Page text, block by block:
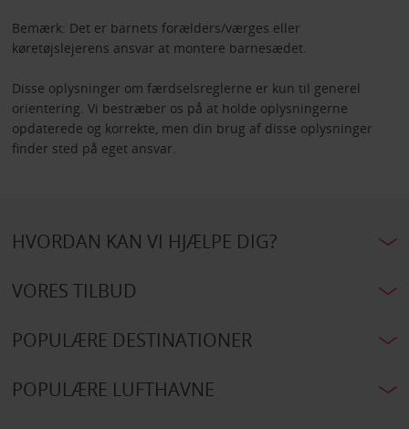
Bemærk: Det er barnets forælders/værges eller
køretøjslejerens ansvar at montere barnesædet.
Disse oplysninger om færdselsreglerne er kun til generel
orientering. Vi bestræber os på at holde oplysningerne
opdaterede og korrekte, men din brug af disse oplysninger
finder sted på eget ansvar.
HVORDAN KAN VI HJÆLPE DIG?
VORES TILBUD
POPULÆRE DESTINATIONER
POPULÆRE LUFTHAVNE